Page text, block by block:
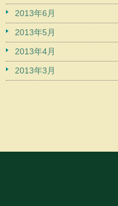
2013年6月
2013年5月
2013年4月
2013年3月